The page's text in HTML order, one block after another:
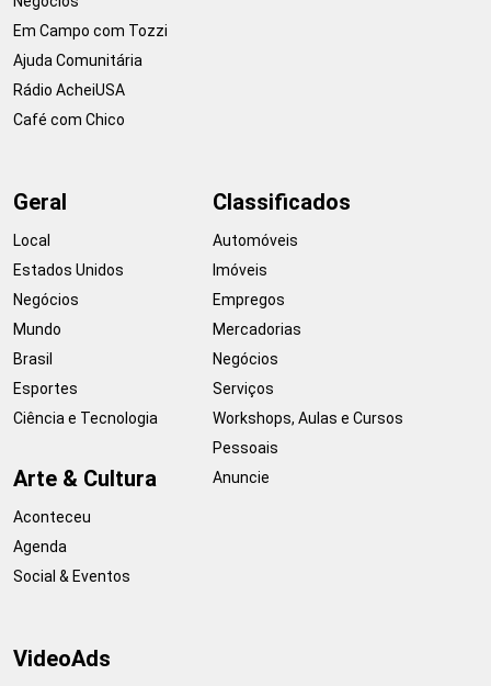
Em Campo com Tozzi
Ajuda Comunitária
Rádio AcheiUSA
Café com Chico
Geral
Local
Estados Unidos
Negócios
Mundo
Brasil
Esportes
Ciência e Tecnologia
Arte & Cultura
Aconteceu
Agenda
Social & Eventos
Classificados
Automóveis
Imóveis
Empregos
Mercadorias
Negócios
Serviços
Workshops, Aulas e Cursos
Pessoais
Anuncie
VideoAds